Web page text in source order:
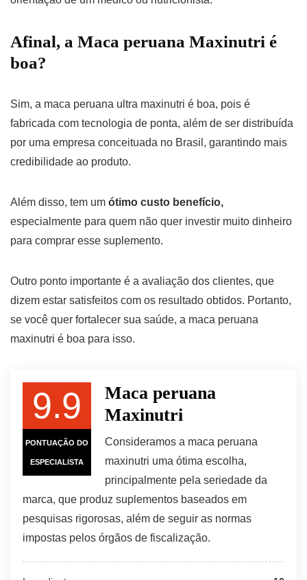
Afinal, a Maca peruana Maxinutri é
boa?
Sim, a maca peruana ultra maxinutri é boa, pois é
fabricada com tecnologia de ponta, além de ser distribuída
por uma empresa conceituada no Brasil, garantindo mais
credibilidade ao produto.
Além disso, tem um ótimo custo benefício,
especialmente para quem não quer investir muito dinheiro
para comprar esse suplemento.
Outro ponto importante é a avaliação dos clientes, que
dizem estar satisfeitos com os resultado obtidos. Portanto,
se você quer fortalecer sua saúde, a maca peruana
maxinutri é boa para isso.
9.9
PONTUAÇÃO DO
ESPECIALISTA
Maca peruana
Maxinutri
Consideramos a maca peruana
maxinutri uma ótima escolha,
principalmente pela seriedade da
marca, que produz suplementos baseados em
pesquisas rigorosas, além de seguir as normas
impostas pelos órgãos de fiscalização.